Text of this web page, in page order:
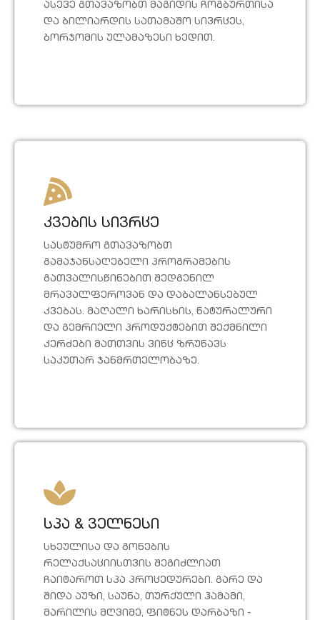
ასევე გთავაზობთ მაგიდის ჩოგბურთისა
და ბილიარდის სათამაშო სივრცეს,
ბორჯომის ულამაზესი ხედით.
კვების სივრცე
სასტუმრო გთავაზობთ
გამაჯანსაღებელი პროგრამების
გათვალისწინებით შედგენილ
მრავალფეროვან და დაბალანსებულ
კვებას. მაღალი ხარისხის, ნატურალური
და გემრიელი პროდუქტებით შექმნილი
კერძები მათთვის ვინც ზრუნავს
საკუთარ ჯანმრთელობაზე.
სპა & ველნესი
სხეულისა და გონების
რელაქსაციისთვის შეგიძლიათ
ჩაიტაროთ სპა პროცედურები. გარე და
შიდა აუზი, საუნა, თურქული ჰამამი,
მარილის მღვიმე, ფიტნეს დარბაზი -